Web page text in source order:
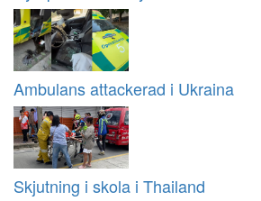
Ambulans attackerad i Ukraina
Skjutning i skola i Thailand